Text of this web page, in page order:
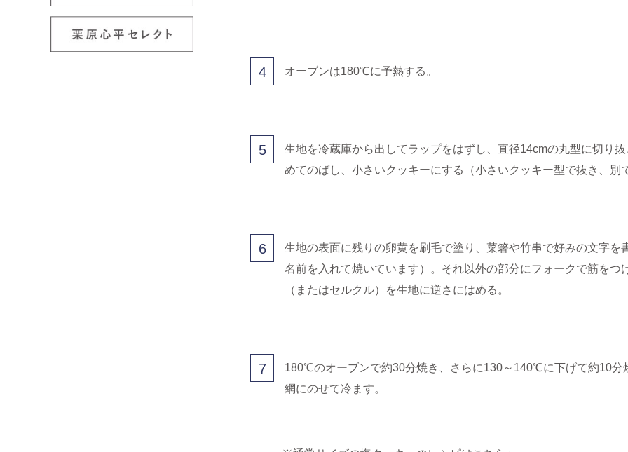
4 オーブンは180℃に予熱する。
5
生地を冷蔵庫から出してラップをはずし、直径14cmの丸型に切り
めてのばし、小さいクッキーにする（小さいクッキー型で抜き、別
6
生地の表面に残りの卵黄を刷毛で塗り、菜箸や竹串で好みの文字
名前を入れて焼いています）。それ以外の部分にフォークで筋をつ
（またはセルクル）を生地に逆さにはめる。
7
180℃のオーブンで約30分焼き、さらに130～140℃に下げて約10分
網にのせて冷ます。